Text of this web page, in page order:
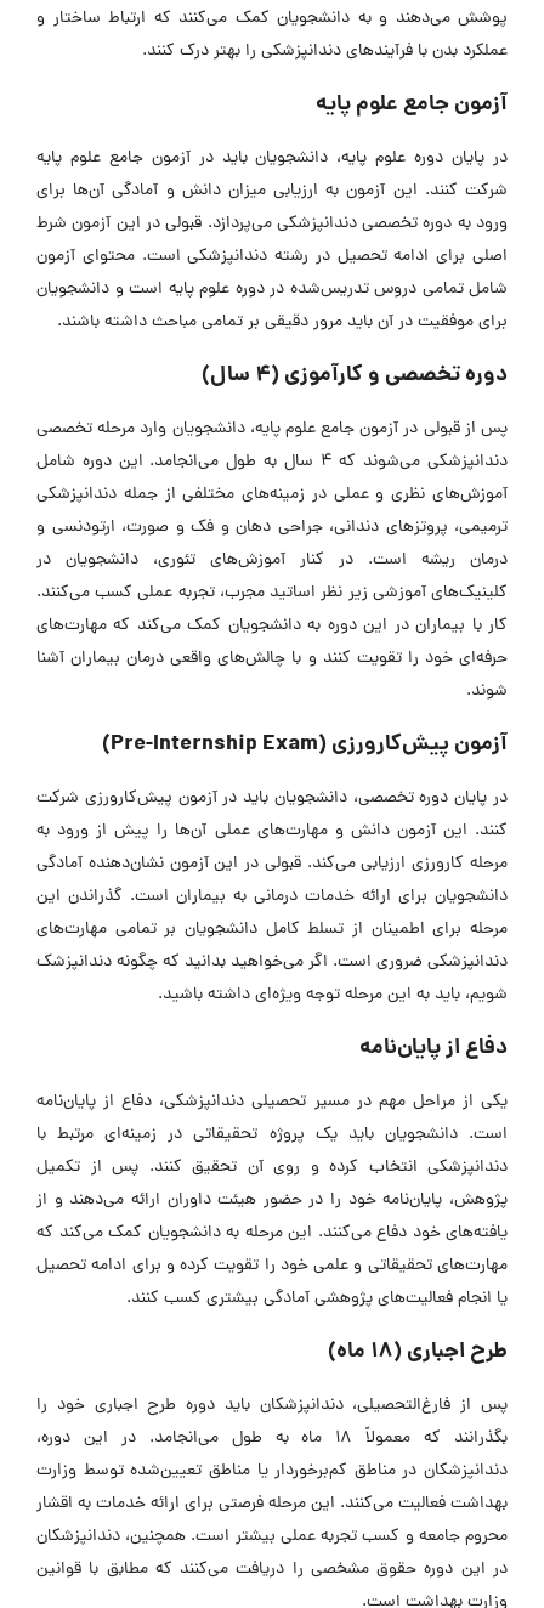
پوشش می‌دهند و به دانشجویان کمک می‌کنند که ارتباط ساختار و
عملکرد بدن با فرآیند‌های دندانپزشکی را بهتر درک کنند.
آزمون جامع علوم پایه
در پایان دوره علوم پایه، دانشجویان باید در آزمون جامع علوم پایه
شرکت کنند. این آزمون به ارزیابی میزان دانش و آمادگی آن‌ها برای
ورود به دوره تخصصی دندانپزشکی می‌پردازد. قبولی در این آزمون شرط
اصلی برای ادامه تحصیل در رشته دندانپزشکی است. محتوای آزمون
شامل تمامی دروس تدریس‌شده در دوره علوم پایه است و دانشجویان
برای موفقیت در آن باید مرور دقیقی بر تمامی مباحث داشته باشند.
دوره تخصصی و کارآموزی (4 سال)
پس از قبولی در آزمون جامع علوم پایه، دانشجویان وارد مرحله تخصصی
دندانپزشکی می‌شوند که 4 سال به طول می‌انجامد. این دوره شامل
آموزش‌های نظری و عملی در زمینه‌های مختلفی از جمله دندانپزشکی
ترمیمی، پروتز‌های دندانی، جراحی دهان و فک و صورت، ارتودنسی و
درمان ریشه است. در کنار آموزش‌های تئوری، دانشجویان در
کلینیک‌های آموزشی زیر نظر اساتید مجرب، تجربه عملی کسب می‌کنند.
کار با بیماران در این دوره به دانشجویان کمک می‌کند که مهارت‌های
حرفه‌ای خود را تقویت کنند و با چالش‌های واقعی درمان بیماران آشنا
شوند.
آزمون پیش‌کارورزی (Pre-Internship Exam)
در پایان دوره تخصصی، دانشجویان باید در آزمون پیش‌کارورزی شرکت
کنند. این آزمون دانش و مهارت‌های عملی آن‌ها را پیش از ورود به
مرحله کارورزی ارزیابی می‌کند. قبولی در این آزمون نشان‌دهنده آمادگی
دانشجویان برای ارائه خدمات درمانی به بیماران است. گذراندن این
مرحله برای اطمینان از تسلط کامل دانشجویان بر تمامی مهارت‌های
دندانپزشکی ضروری است. اگر می‌خواهید بدانید که چگونه دندانپزشک
شویم، باید به این مرحله توجه ویژه‌ای داشته باشید.
دفاع از پایان‌نامه
یکی از مراحل مهم در مسیر تحصیلی دندانپزشکی، دفاع از پایان‌نامه
است. دانشجویان باید یک پروژه تحقیقاتی در زمینه‌ای مرتبط با
دندانپزشکی انتخاب کرده و روی آن تحقیق کنند. پس از تکمیل
پژوهش، پایان‌نامه خود را در حضور هیئت داوران ارائه می‌دهند و از
یافته‌های خود دفاع می‌کنند. این مرحله به دانشجویان کمک می‌کند که
مهارت‌های تحقیقاتی و علمی خود را تقویت کرده و برای ادامه تحصیل
یا انجام فعالیت‌های پژوهشی آمادگی بیشتری کسب کنند.
طرح اجباری (18 ماه)
پس از فارغ‌التحصیلی، دندانپزشکان باید دوره طرح اجباری خود را
بگذرانند که معمولاً 18 ماه به طول می‌انجامد. در این دوره،
دندانپزشکان در مناطق کم‌برخوردار یا مناطق تعیین‌شده توسط وزارت
بهداشت فعالیت می‌کنند. این مرحله فرصتی برای ارائه خدمات به اقشار
محروم جامعه و کسب تجربه عملی بیشتر است. همچنین، دندانپزشکان
در این دوره حقوق مشخصی را دریافت می‌کنند که مطابق با قوانین
وزارت بهداشت است.